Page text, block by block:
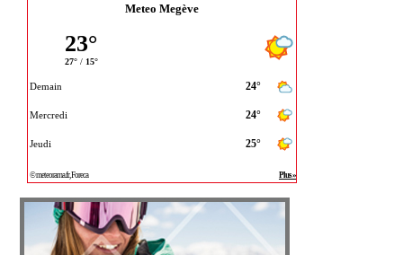
Meteo Megève